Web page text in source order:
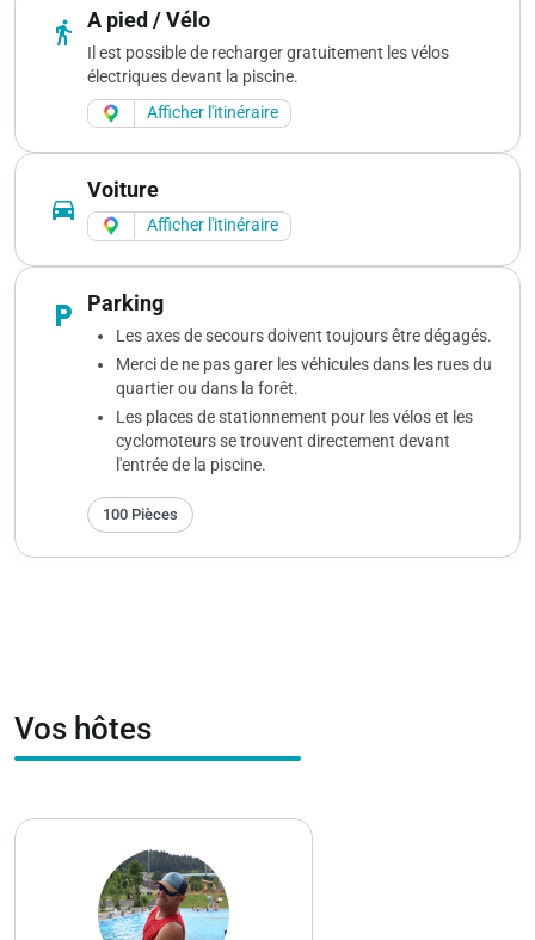
directions_walk A pied / Vélo
Il est possible de recharger gratuitement les vélos
électriques devant la piscine.
Afficher l'itinéraire
directions_car
Voiture
Afficher l'itinéraire
local_parking Parking
Les axes de secours doivent toujours être dégagés.
Merci de ne pas garer les véhicules dans les rues du
quartier ou dans la forêt.
Les places de stationnement pour les vélos et les
cyclomoteurs se trouvent directement devant
l'entrée de la piscine.
100 Pièces
Vos hôtes